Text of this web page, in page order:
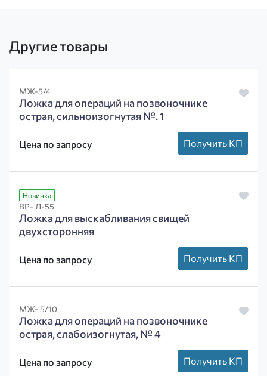
Другие товары
МЖ-5/4
Ложка для операций на позвоночнике
острая, сильноизогнутая №. 1
Цена по запросу Получить КП
Новинка
ВР- Л-55
Ложка для выскабливания свищей
двухсторонняя
Цена по запросу Получить КП
МЖ- 5/10
Ложка для операций на позвоночнике
острая, слабоизогнутая, № 4
Цена по запросу Получить КП